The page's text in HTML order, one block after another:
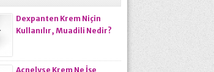
Dexpanten Krem Niçin
Kullanılır, Muadili Nedir?
Acnelyse Krem Ne İşe